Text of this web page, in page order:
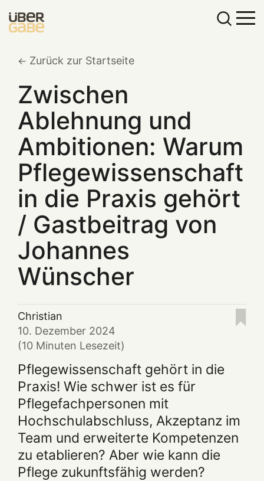
Zurück zur Startseite
Zwischen
Ablehnung und
Ambitionen: Warum
Pflegewissenschaft
in die Praxis gehört
/ Gastbeitrag von
Johannes
Wünscher
Christian
10. Dezember 2024
(10 Minuten Lesezeit)
Pflegewissenschaft gehört in die
Praxis! Wie schwer ist es für
Pflegefachpersonen mit
Hochschulabschluss, Akzeptanz im
Team und erweiterte Kompetenzen
zu etablieren? Aber wie kann die
Pflege zukunftsfähig werden?